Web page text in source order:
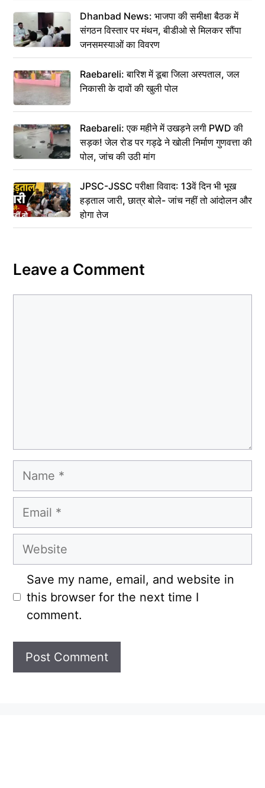
Dhanbad News: भाजपा की समीक्षा बैठक में
संगठन विस्तार पर मंथन, बीडीओ से मिलकर सौंपा
जनसमस्याओं का विवरण
Raebareli: बारिश में डूबा जिला अस्पताल, जल
निकासी के दावों की खुली पोल
Raebareli: एक महीने में उखड़ने लगी PWD की
सड़क! जेल रोड पर गड्ढे ने खोली निर्माण गुणवत्ता की
पोल, जांच की उठी मांग
JPSC-JSSC परीक्षा विवाद: 13वें दिन भी भूख
हड़ताल जारी, छात्र बोले- जांच नहीं तो आंदोलन और
होगा तेज
Leave a Comment
Name
Email
Website
Save my name, email, and website in
this browser for the next time I
comment.